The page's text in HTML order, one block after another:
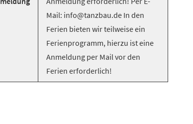
Mail: info@tanzbau.de In den
Ferien bieten wir teilweise ein
Ferienprogramm, hierzu ist eine
Anmeldung per Mail vor den
Ferien erforderlich!